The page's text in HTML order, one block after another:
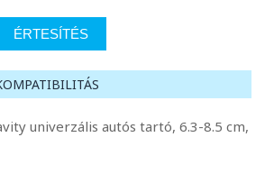
ÉRTESÍTÉS
univerzális autós tartó, 6.3-8.5 cm,